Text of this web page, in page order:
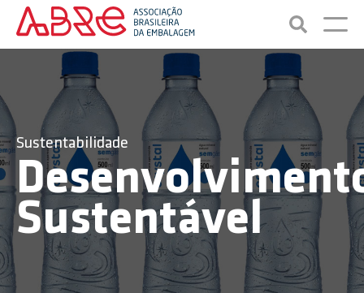
Sustentabilidade
Sustentável